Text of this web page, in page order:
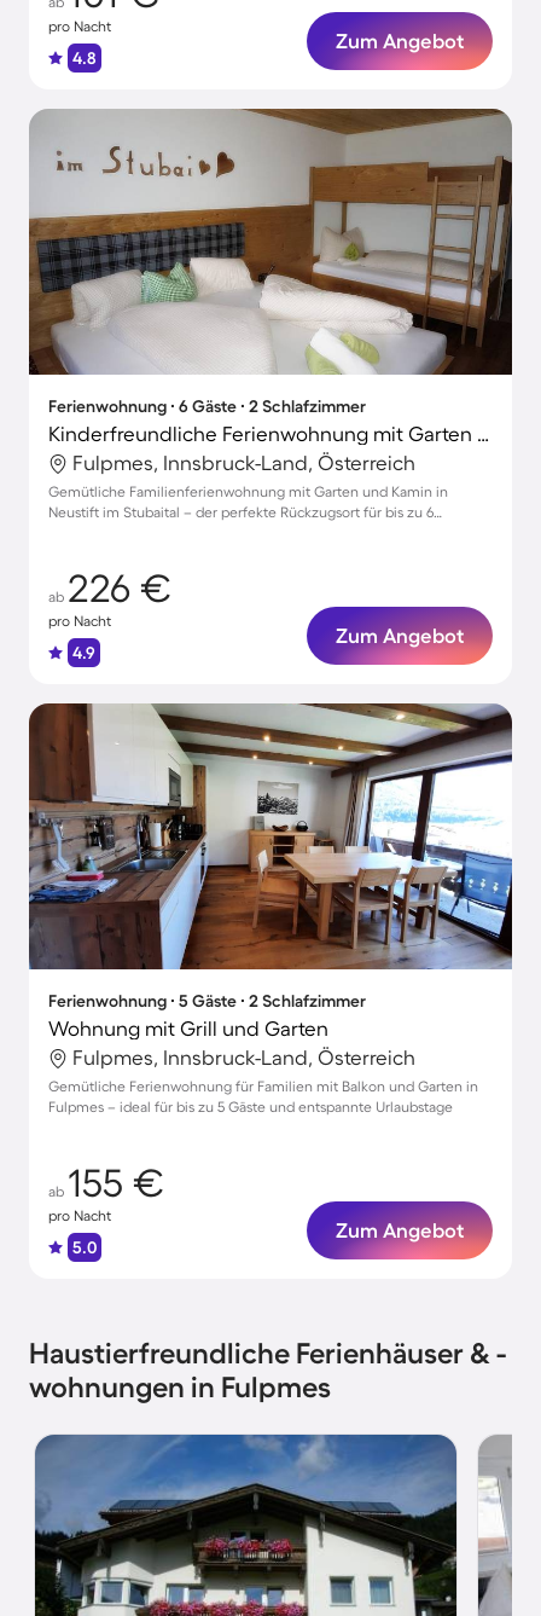
pro Nacht
4.8
Zum Angebot
Ferienwohnung ∙ 6 Gäste ∙ 2 Schlafzimmer
Kinderfreundliche Ferienwohnung mit Garten und Grill | Bergblick | Haustierfreundlich
Fulpmes, Innsbruck-Land, Österreich
Gemütliche Familienferienwohnung mit Garten und Kamin in
Neustift im Stubaital – der perfekte Rückzugsort für bis zu 6
ab 226 €
pro Nacht
4.9
Zum Angebot
Ferienwohnung ∙ 5 Gäste ∙ 2 Schlafzimmer
Wohnung mit Grill und Garten
Fulpmes, Innsbruck-Land, Österreich
Gemütliche Ferienwohnung für Familien mit Balkon und Garten in
Fulpmes – ideal für bis zu 5 Gäste und entspannte Urlaubstage
ab 155 €
pro Nacht
5.0
Zum Angebot
Haustierfreundliche Ferienhäuser & -
wohnungen in Fulpmes